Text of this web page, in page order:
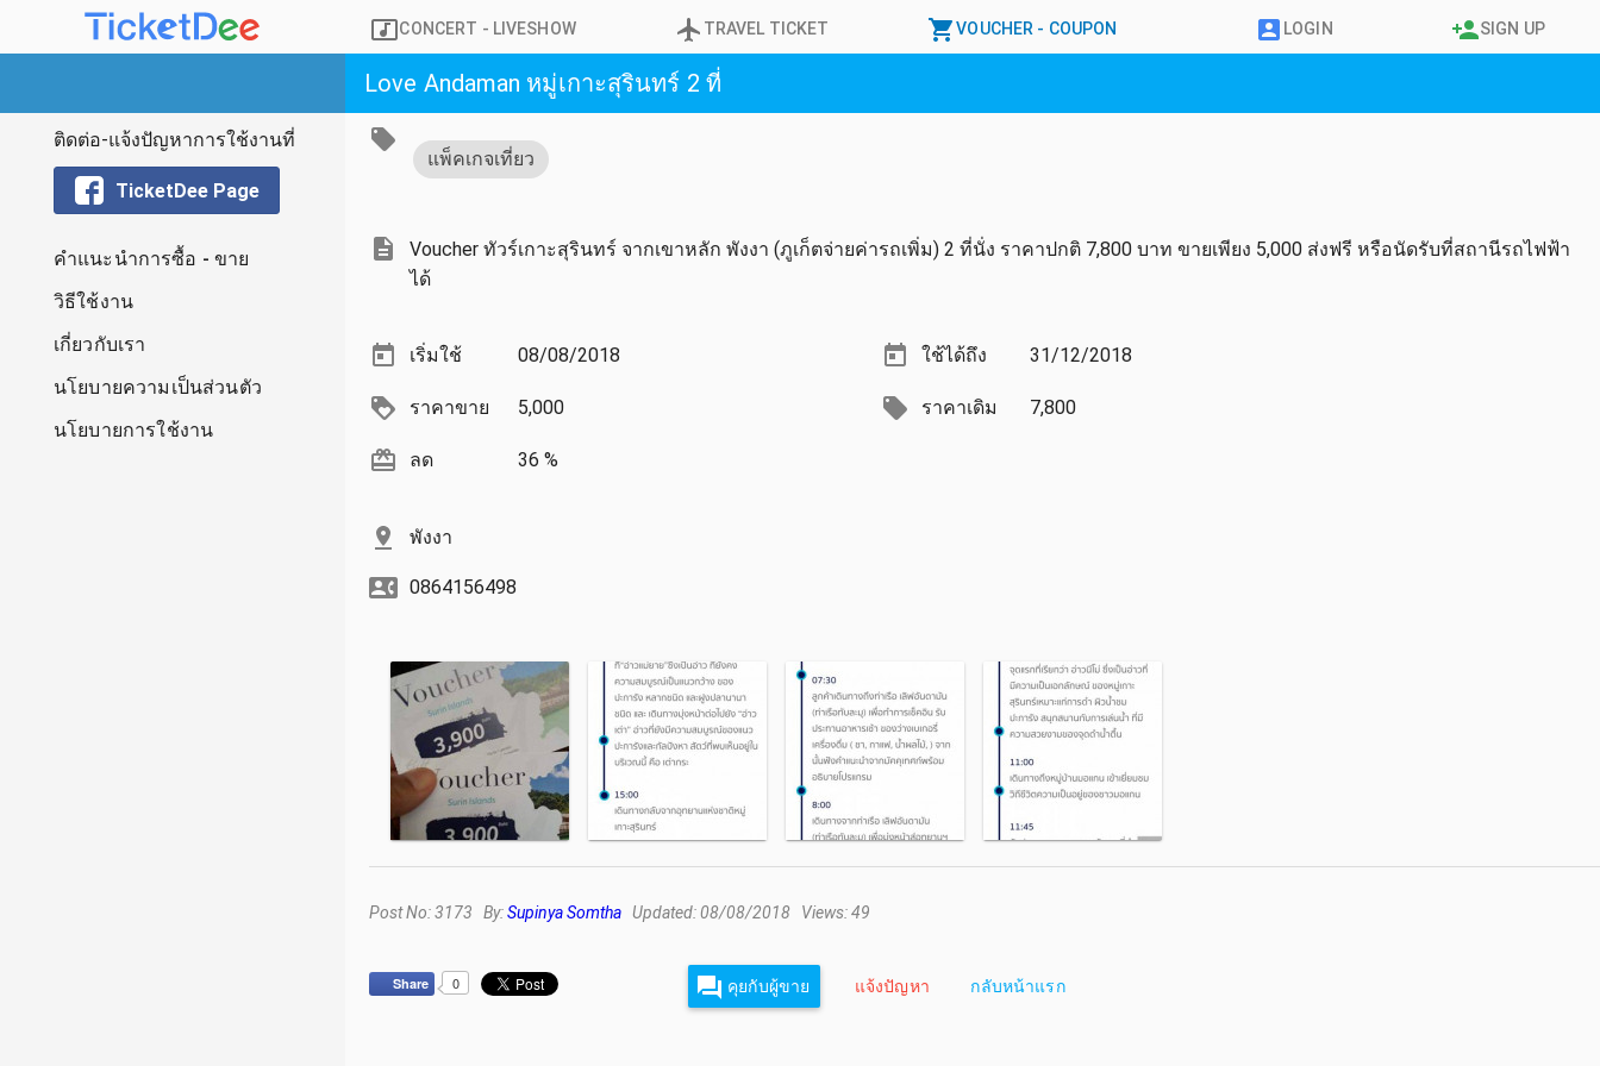
CONCERT - LIVESHOW TRAVEL TICKET VOUCHER - COUPON LOGIN SIGN UP
ติดต่อ-แจ้งปัญหาการใช้งานที่
TicketDee Page
คำแนะนำการซื้อ - ขาย
วิธีใช้งาน
เกี่ยวกับเรา
นโยบายความเป็นส่วนตัว
นโยบายการใช้งาน
Love Andaman หมู่เกาะสุรินทร์ 2 ที่
แพ็คเกจเที่ยว
Voucher ทัวร์เกาะสุรินทร์ จากเขาหลัก พังงา (ภูเก็ตจ่ายค่ารถเพิ่ม) 2 ที่นั่ง ราคาปกติ 7,800 บาท ขายเพียง 5,000 ส่งฟรี หรือนัดรับที่สถานีรถไฟฟ้า
ได้
เริ่มใช้ 08/08/2018 ใช้ได้ถึง 31/12/2018
ราคาขาย 5,000 ราคาเดิม 7,800
ลด 36 %
พังงา
0864156498
Post No: 3173 By:Supinya Somtha Updated: 08/08/2018 Views: 49
Share 0 คุยกับผู้ขาย แจ้งปัญหา กลับหน้าแรก